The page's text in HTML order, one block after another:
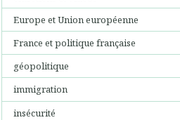
Europe et Union européenne
France et politique française
géopolitique
immigration
insécurité